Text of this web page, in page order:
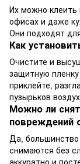
Их можно клеить
офисах и даже
Они подходят
Как
Очистите и
защитную
приклейте,
пузырьков
Можно ли
повреждений
Да,
снимаются без
аккуратно и